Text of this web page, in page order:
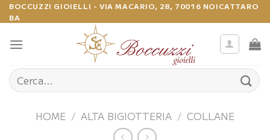
Salta
ai
contenuti
BOCCUZZI GIOIELLI - VIA MACARIO, 28, 70016 NOICATTARO
BA
Cerca:
HOME / ALTA BIGIOTTERIA / COLLANE